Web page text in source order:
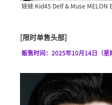
娃娃 Kid45 Delf & Muse MELON
[限时单售头部]
贩售时间：2025年10月14日（